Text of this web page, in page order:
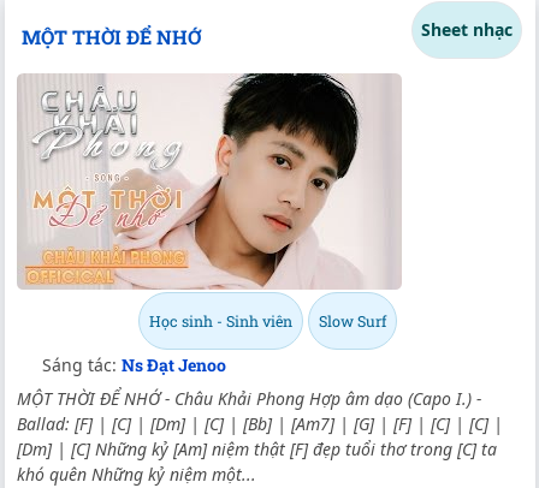
MỘT THỜI ĐỂ NHỚ Sheet nhạc
Học sinh - Sinh viên Slow Surf
Sáng tác: Ns Đạt Jenoo
MỘT THỜI ĐỂ NHỚ - Châu Khải Phong Hợp âm dạo (Capo I.) -
Ballad: [F] | [C] | [Dm] | [C] | [Bb] | [Am7] | [G] | [F] | [C] | [C] |
[Dm] | [C] Những kỷ [Am] niệm thật [F] đẹp tuổi thơ trong [C] ta
khó quên Những kỷ niệm một...